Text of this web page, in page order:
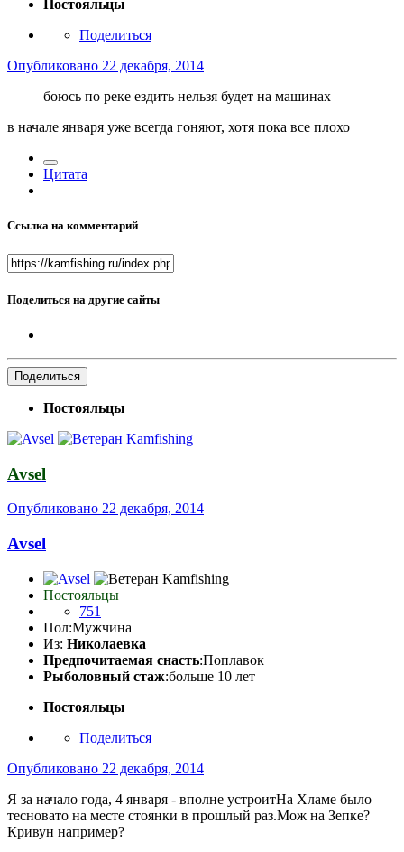
Постояльцы
Поделиться
Опубликовано 22 декабря, 2014
боюсь по реке ездить нельзя будет на машинах
в начале января уже всегда гоняют, хотя пока все плохо
Цитата
Ссылка на комментарий
Поделиться на другие сайты
Поделиться
Постояльцы
Avsel
Опубликовано 22 декабря, 2014
Avsel
Постояльцы
751
Пол:Мужчина
Из: Николаевка
Предпочитаемая снасть:Поплавок
Рыболовный стаж:больше 10 лет
Постояльцы
Поделиться
Опубликовано 22 декабря, 2014
Я за начало года, 4 января - вполне устроитНа Хламе было
тесновато на месте стоянки в прошлый раз.Мож на Зепке?
Кривун например?